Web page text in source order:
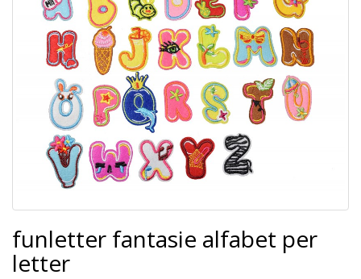
funletter fantasie alfabet per
letter